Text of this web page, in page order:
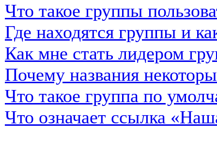
Что такое группы
Где находятся группы и
Как мне стать лидером
Почему названия
Что такое группа по
Что означает ссылка